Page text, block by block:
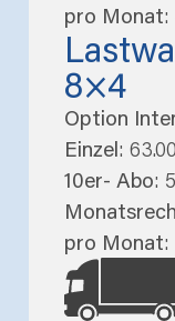
pro Monat:
8×4
Option
Einzel:
10er- Abo:
pro Monat: